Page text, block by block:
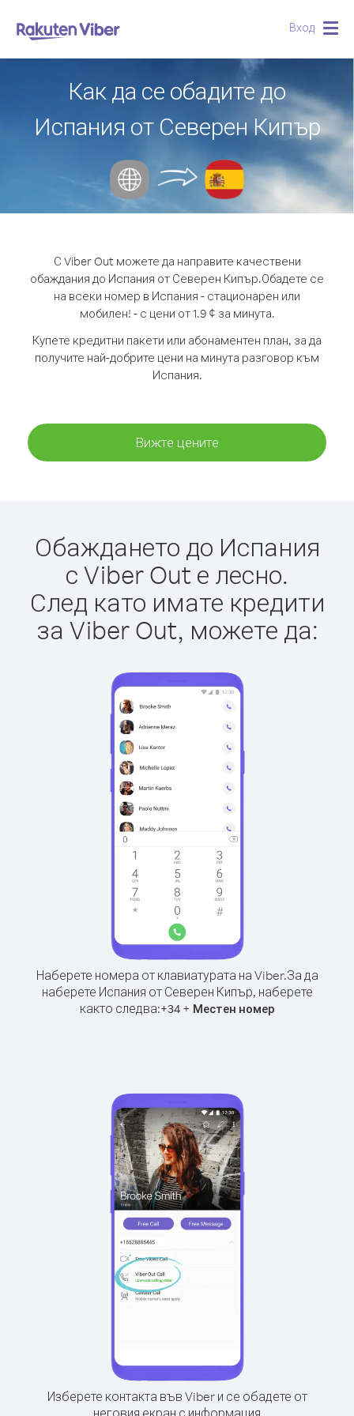
Вход
Как да се обадите до
Испания от Северен Кипър
С Viber Out можете да направите качествени
обаждания до Испания от Северен Кипър.Обадете се
на всеки номер в Испания - стационарен или
мобилен! - с цени от 1.9 ¢ за минута.
Купете кредитни пакети или абонаментен план, за да
получите най-добрите цени на минута разговор към
Испания.
Вижте цените
Обаждането до Испания
с Viber Out е лесно.
След като имате кредити
за Viber Out, можете да:
Наберете номера от клавиатурата на Viber.За да
наберете Испания от Северен Кипър, наберете
както следва:+34+ Местен номер
Изберете контакта във Viber и се обадете от
неговия екран с информация